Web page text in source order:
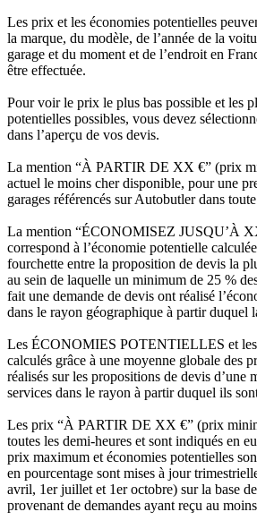
Les prix et les économies potentielles
la marque, du modèle, de l’année de la
garage et du moment et de l’endroit en
être effectuée.
Pour voir le prix le plus bas possible et les
potentielles possibles, vous devez
dans l’aperçu de vos devis.
La mention “À PARTIR DE XX €” (prix
actuel le moins cher disponible, pour une
garages référencés sur Autobutler dans
La mention “ÉCONOMISEZ JUSQU’À
correspond à l’économie potentielle
fourchette entre la proposition de devis la
au sein de laquelle un minimum de 25 %
fait une demande de devis ont réalisé
dans le rayon géographique à partir duquel
Les ÉCONOMIES POTENTIELLES et
calculés grâce à une moyenne globale des
réalisés sur les propositions de devis d’une
services dans le rayon à partir duquel ils
Les prix “À PARTIR DE XX €” (prix
toutes les demi-heures et sont indiqués en
prix maximum et économies potentielles
en pourcentage sont mises à jour
avril, 1er juillet et 1er octobre) sur la base
provenant de demandes ayant reçu au